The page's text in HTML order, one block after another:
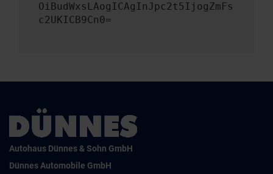
OiBudWxsLAogICAgInJpc2t5IjogZmFs
c2UKICB9Cn0=
Autohaus Dünnes & Sohn GmbH
Dünnes Automobile GmbH